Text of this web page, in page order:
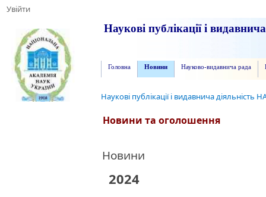
Увійти
Наукові публікації і
Головна Новини Науково-видавнича рада
Наукові публікації і видавнича діяльність
Новини та оголошення
Новини
2024